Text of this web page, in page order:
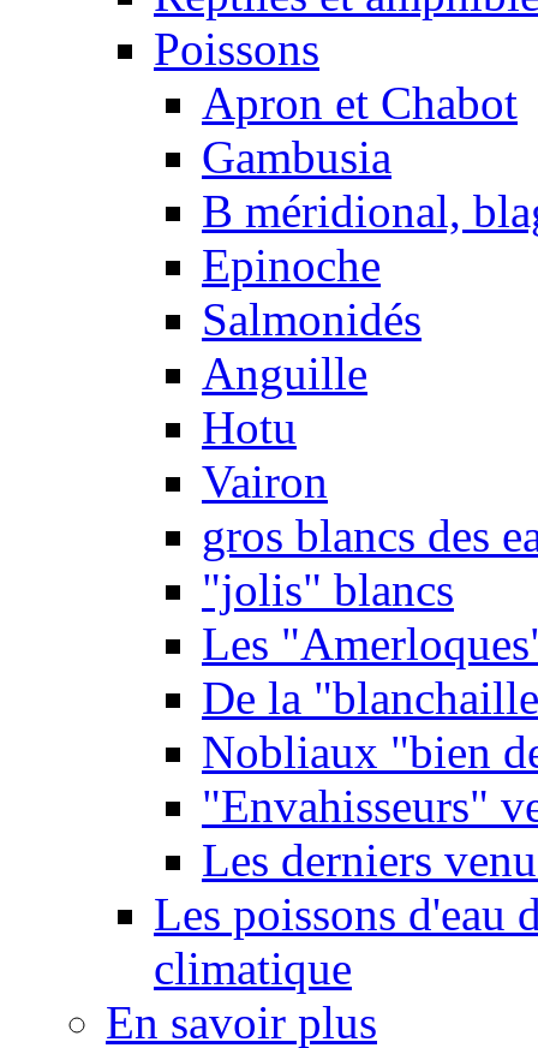
Poissons
Apron et Chabot
Gambusia
B méridional,
Epinoche
Salmonidés
Anguille
Hotu
Vairon
gros blancs des
"jolis" blancs
Les
De la
Nobliaux "bien
"Envahisseurs"
Les derniers
Les poissons d'eau
climatique
En savoir plus